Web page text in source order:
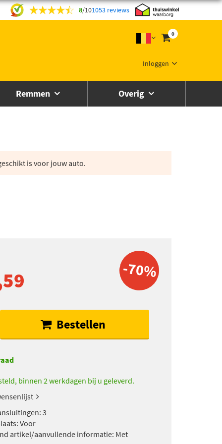
8/101053 reviews
0
Inloggen
Remmen Overig
is voor jouw auto.
-70%
Bestellen
binnen 2 werkdagen bij u geleverd.
3
Voor
artikel/aanvullende informatie: Met